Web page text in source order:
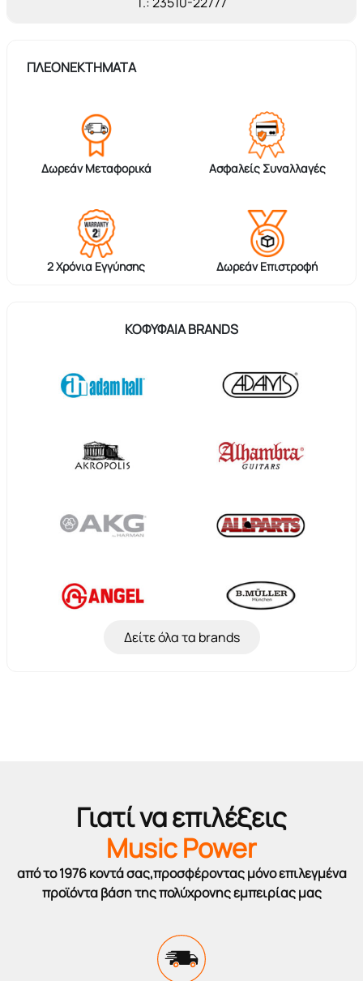
ΠΛΕΟΝΕΚΤΗΜΑΤΑ
Δωρεάν Μεταφορικά Ασφαλείς Συναλλαγές
2 Χρόνια Εγγύησης Δωρεάν Επιστροφή
ΚΟΦΥΦΑΊΑ BRANDS
Δείτε όλα τα brands
Γιατί να επιλέξεις
Music Power
από το 1976 κοντά σας,προσφέροντας μόνο επιλεγμένα
προϊόντα βάση της πολύχρονης εμπειρίας μας